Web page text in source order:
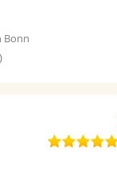
Bonn